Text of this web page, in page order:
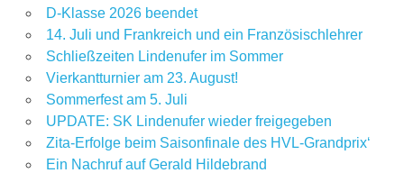
D-Klasse 2026 beendet
14. Juli und Frankreich und ein Französischlehrer
Schließzeiten Lindenufer im Sommer
Vierkantturnier am 23. August!
Sommerfest am 5. Juli
UPDATE: SK Lindenufer wieder freigegeben
Zita-Erfolge beim Saisonfinale des HVL-Grandprix‘
Ein Nachruf auf Gerald Hildebrand